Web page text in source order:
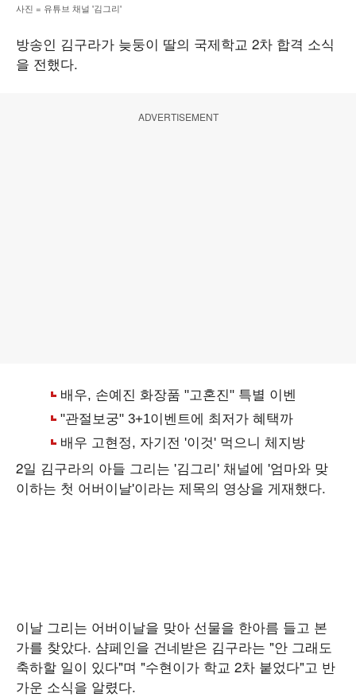
사진 = 유튜브 채널 '김그리'
방송인 김구라가 늦둥이 딸의 국제학교 2차 합격 소식
을 전했다.
ADVERTISEMENT
2일 김구라의 아들 그리는 '김그리' 채널에 '엄마와 맞
이하는 첫 어버이날'이라는 제목의 영상을 게재했다.
이날 그리는 어버이날을 맞아 선물을 한아름 들고 본
가를 찾았다. 샴페인을 건네받은 김구라는 "안 그래도
축하할 일이 있다"며 "수현이가 학교 2차 붙었다"고 반
가운 소식을 알렸다.